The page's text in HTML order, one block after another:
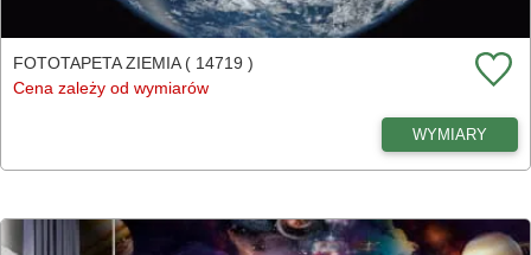
FOTOTAPETA ZIEMIA ( 14719 )
Cena zależy od wymiarów
WYMIARY